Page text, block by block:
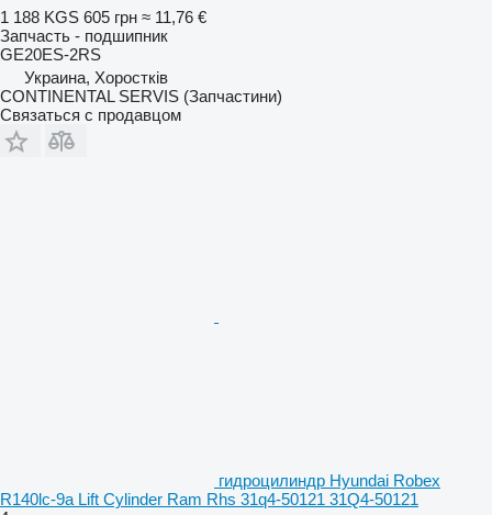
1 188 KGS 605 грн ≈ 11,76 €
Запчасть - подшипник
GE20ES-2RS
Украина, Хоростків
CONTINENTAL SERVIS (Запчастини)
Связаться с продавцом
гидроцилиндр Hyundai Robex
R140lc-9a Lift Cylinder Ram Rhs 31q4-50121 31Q4-50121